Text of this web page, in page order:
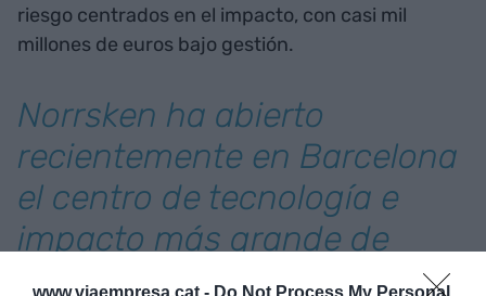
www.viaempresa.cat - Do Not Process My Personal
riesgo centrados en el impacto, con casi mil
millones de euros bajo gestión.
Norrsken ha abierto
recientemente en Barcelona
el centro de tecnología e
impacto más grande de
Europa, que actualmente